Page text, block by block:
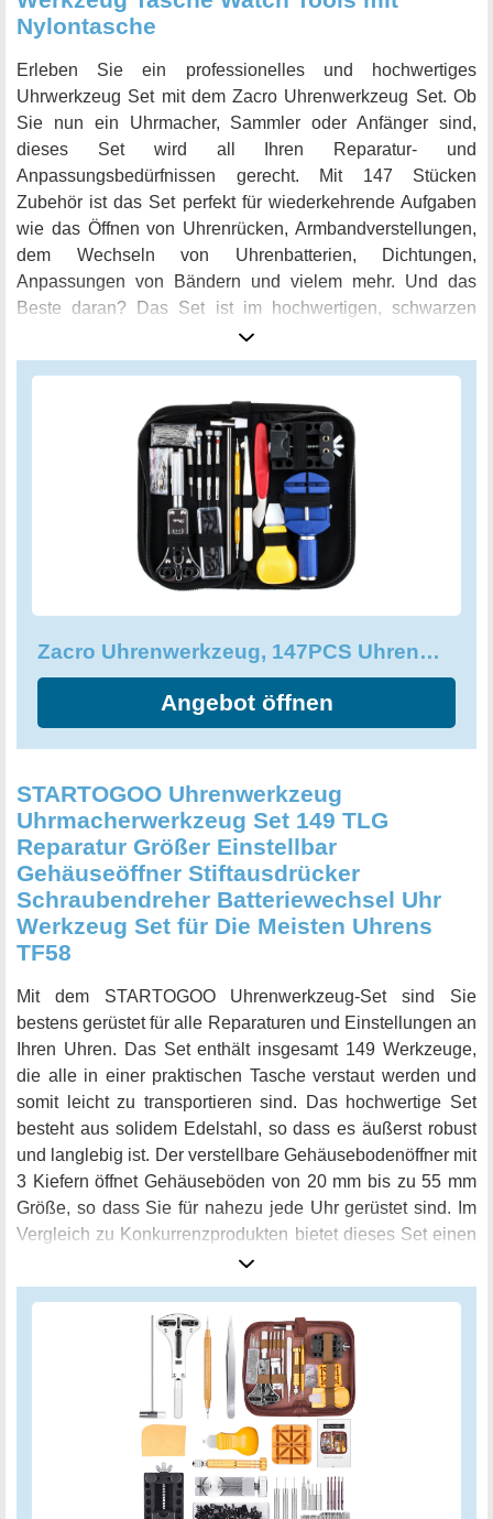
und zuverlässiges Set, das Ihnen für viele Reparaturen
dient. Das perfekte Geschenk für jeden Uhrenbesitzer.
Nylontasche
Erleben Sie ein professionelles und hochwertiges
Uhrwerkzeug Set mit dem Zacro Uhrenwerkzeug Set. Ob
Sie nun ein Uhrmacher, Sammler oder Anfänger sind,
dieses Set wird all Ihren Reparatur- und
Anpassungsbedürfnissen gerecht. Mit 147 Stücken
Zubehör ist das Set perfekt für wiederkehrende Aufgaben
wie das Öffnen von Uhrenrücken, Armbandverstellungen,
dem Wechseln von Uhrenbatterien, Dichtungen,
Anpassungen von Bändern und vielem mehr. Und das
Beste daran? Das Set ist im hochwertigen, schwarzen
Nylon-Reißverschlussetui verpackt und ermöglicht somit
eine bequeme und einfache Aufbewahrung. So können Sie
Sie benötigen, auf einen Blick. Kaufen Sie das Zacro
Uhrenwerkzeug Set noch heute und erleben Sie die
Leichtigkeit und Präzision beim Reparieren Ihrer Uhren.
Zacro Uhrenwerkzeug, 147PCS Uhrenwerkzeug Set Hochwertige Reparatur
Angebot öffnen
STARTOGOO Uhrenwerkzeug
Uhrmacherwerkzeug Set 149 TLG
Reparatur Größer Einstellbar
Gehäuseöffner Stiftausdrücker
Schraubendreher Batteriewechsel Uhr
Werkzeug Set für Die Meisten Uhrens
TF58
Mit dem STARTOGOO Uhrenwerkzeug-Set sind Sie
bestens gerüstet für alle Reparaturen und Einstellungen an
Ihren Uhren. Das Set enthält insgesamt 149 Werkzeuge,
die alle in einer praktischen Tasche verstaut werden und
somit leicht zu transportieren sind. Das hochwertige Set
besteht aus solidem Edelstahl, so dass es äußerst robust
und langlebig ist. Der verstellbare Gehäusebodenöffner mit
3 Kiefern öffnet Gehäuseböden von 20 mm bis zu 55 mm
Größe, so dass Sie für nahezu jede Uhr gerüstet sind. Im
Vergleich zu Konkurrenzprodukten bietet dieses Set einen
größeren Öffnungsbereich, was es besonders vielseitig
macht. Dieses professionelle und multifunktionale Set ist
für Einsteiger und erfahrene Uhrmacher gleichermaßen
geeignet. Es bietet alles, was Sie benötigen, um Armband
und Bänder einzustellen, Uhrenbatterien zu wechseln oder
Dichtungen anzubringen. Auch das Öffnen von
Uhrenrückseiten ist mit diesem Set kein Problem mehr.